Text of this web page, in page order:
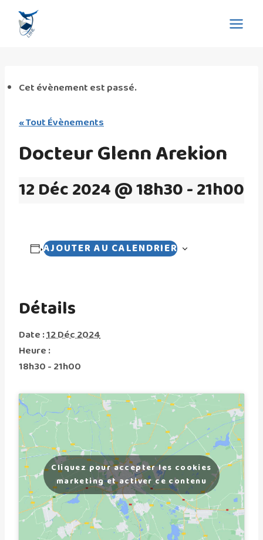
Aller
contenu
Cet évènement est passé.
« Tout Évènements
Docteur Glenn Arekion
12 Déc 2024 @ 18h30-21h00
AJOUTER AU CALENDRIER
Détails
Date :12 Déc 2024
Heure :
18h30 - 21h00
Cliquez pour accepter les cookies
marketing et activer ce contenu